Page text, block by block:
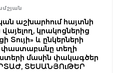
աշխարհում հայտնի
վայելող, կրակոցներից
և ընկերների
տեղի
մասին փակագծեր
ՏԵՍԱՆՅՈւԹԵՐ